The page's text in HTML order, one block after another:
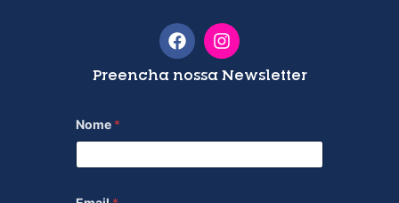
Preencha nossa Newsletter
Nome *